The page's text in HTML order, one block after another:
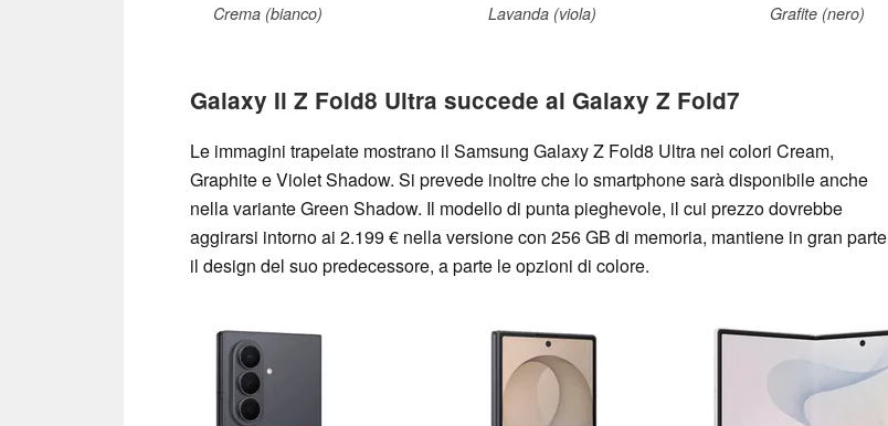
Crema (bianco) Lavanda (viola) Grafite (nero)
Galaxy Il Z Fold8 Ultra succede al Galaxy Z Fold7
Le immagini trapelate mostrano il Samsung Galaxy Z Fold8 Ultra nei colori Cream,
Graphite e Violet Shadow. Si prevede inoltre che lo smartphone sarà disponibile anche
nella variante Green Shadow. Il modello di punta pieghevole, il cui prezzo dovrebbe
aggirarsi intorno ai 2.199 € nella versione con 256 GB di memoria, mantiene in gran parte
il design del suo predecessore, a parte le opzioni di colore.